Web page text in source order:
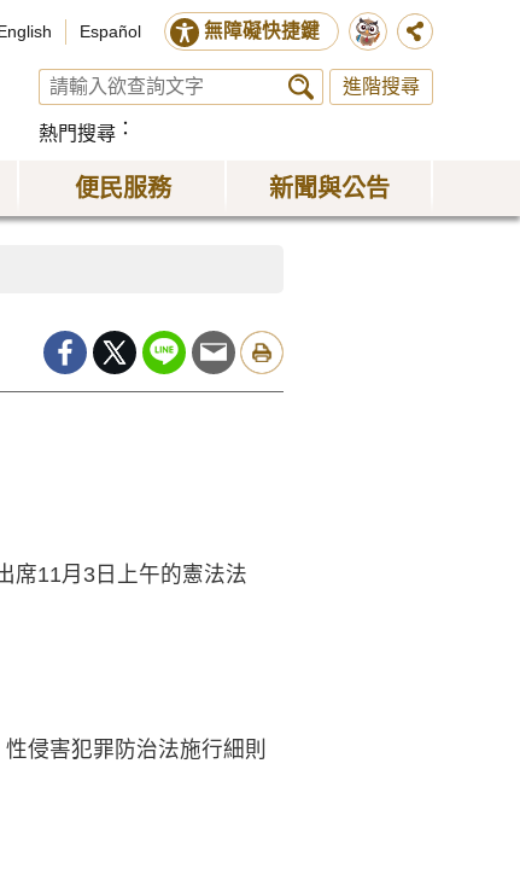
Español 無障礙快捷鍵
進階搜尋
熱門搜尋
便民服務 新聞與公告
席11月3日上午的憲法法
侵害犯罪防治法施行細則